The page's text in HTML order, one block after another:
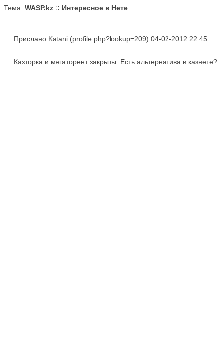
Тема: WASP.kz :: Интересное в Нете
Прислано Katani 04-02-2012 22:45
Казторка и мегаторент закрыты. Есть альтернатива в казнете?